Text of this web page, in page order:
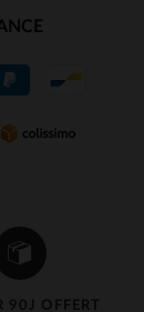
90J OFFERT